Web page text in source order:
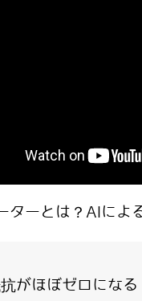
ターとは？AIによ
がほぼゼロにな